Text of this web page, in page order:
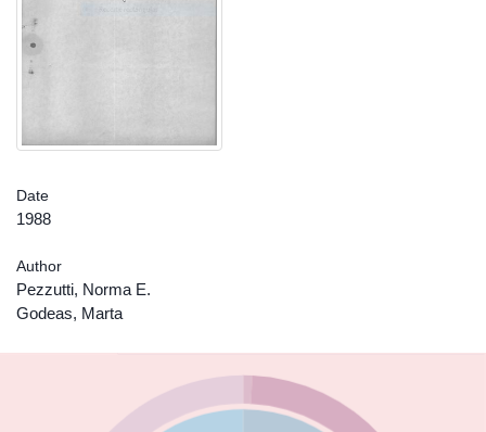
Date
1988
Author
Pezzutti, Norma E.
Godeas, Marta